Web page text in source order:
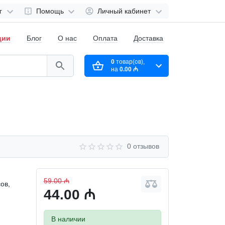
Помощь Личный кабинет
Блог О нас Оплата Доставка
0товар(ов),
на 0.00 ₼
0 отзывов
59.00 ₼
44.00 ₼
В наличии